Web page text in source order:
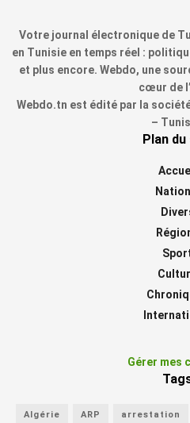
Votre journal électronique de
en Tunisie en temps réel :
et plus encore. Webdo, une
cœur de
Webdo.tn est édité par la société
–
Plan
Gérer mes
Algérie ARP arrestation